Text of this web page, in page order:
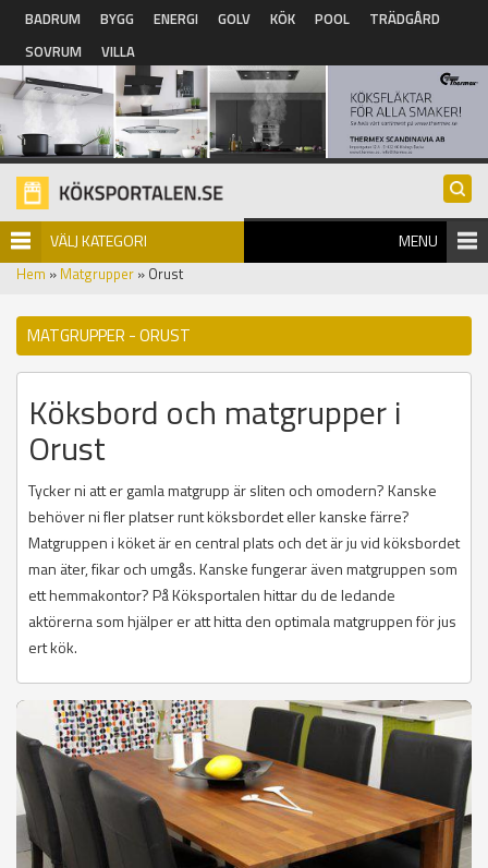
Hoppa till huvudinnehåll
BADRUM BYGG ENERGI GOLV KÖK POOL
TRÄDGÅRD
SOVRUM
VILLA
VÄLJ KATEGORI MENU
Hem » Matgrupper » Orust
MATGRUPPER - ORUST
Köksbord och matgrupper i
Orust
Tycker ni att er gamla matgrupp är sliten och omodern? Kanske
behöver ni fler platser runt köksbordet eller kanske färre?
Matgruppen i köket är en central plats och det är ju vid köksbordet
man äter, fikar och umgås. Kanske fungerar även matgruppen som
ett hemmakontor? På Köksportalen hittar du de ledande
aktörerna som hjälper er att hitta den optimala matgruppen för jus
ert kök.